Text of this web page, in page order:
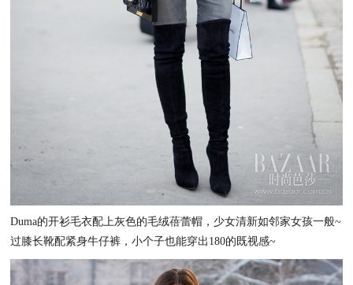
Duma的开衫毛衣配上灰色的毛绒蓓蕾帽，少女清新如邻家女孩一般~
过膝长靴配紧身牛仔裤，小个子也能穿出180的既视感~